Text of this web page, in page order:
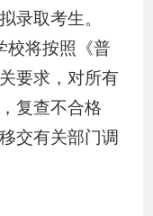
录取考生。
校将按照《普
要求，对所有
复查不合格
交有关部门调